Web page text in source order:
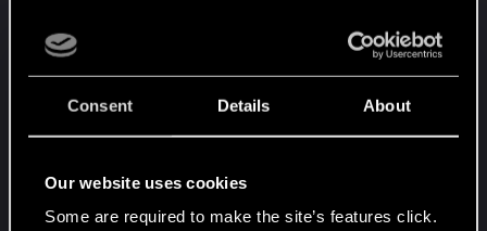
Consent Details About
Our website uses cookies
Some are required to make the site’s features click.
patcha, albo zrobił to po łebkach.
U mnie bugi są mimo wszystko sporadyczne, ale
cała linia fabularna z Nomadami miała, u mnie
liczne (nowe) babole, które, pojawiały się prawie w
wcześniej tego nie było.
Przykładowo: